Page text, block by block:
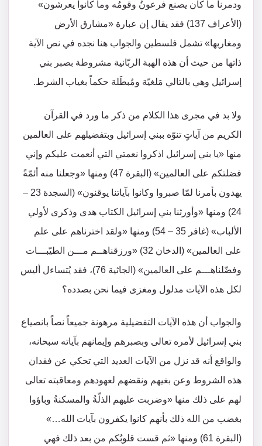
ودمرنا ما كان يصنع فرعونُ وقومُه وما كانوا يعرشون»
(الأعراف 137) فقد يقال إن عبارة «مشارق الأرض
ومغاربها» تشمل فلسطين والجواب هنا نجده في نص الآية
ذاتها من حيث أن هذه الهبة الربّانية مشروطة بصبر بني
إسرائيل وهي بالتالي مَلغيّة ومُبطَلة حكماً بغياب الشرط.
ولا بد في مجرى هذا الكلام من ذكر ما ورد في القرآن
الكريم من آياتٍ تنوّه ببني إسرائيل وبتفضيلهم على العالمين
منها «يا بني إسرائيل اذكروا نعمتي التي أنعمت عليكم وإني
فضلتكم على العالمين» (البقرة 47) ومنها «وجعلنا منه أئمّةً
يهدون بأمرنا لمّا صبروا وكانوا بآياتنا يوقنون» (السجدة 23 –
24) ومنها «وأورثنا بني إسرائيل الكتاب هدى وذكرى لأولي
الألباب» (غافر 35 – 54) ومنها «ولقد اخترناهم على علم
على العالمين» (الدخان 32) «ورزقناهــم مـــن الطيّبـــات
وفضّلناهـــم على العالمين» (الجاثية 76)، فقد يُتساءل أليس
لكل هذه الآيات مدلول ومغزى فيما نحن بصدده؟
والجواب أن هذه الآيات التفضيلية مرهونة جميعاً نصاً بانصياع
بني إسرائيل لأمره تعالى وبصبرهم وإيمانهم بآياته سبحانه،
والواقع أنه قد نزل من الآيات العديد التي تحكي عن فقدان
هذه الشروط وعن بغيهم ونقضهم لعهودهم ومعاقبته تعالى
لهم على ذلك منها «وضربت عليهم الذلّةُ والمسكنةُ وباؤوا
بغضب من الله ذلك بأنهم كانوا يكفرون بآيات الله…»
(البقرة 61) ومنها «ثم قست قلوبُكم من بعد ذلك فهي